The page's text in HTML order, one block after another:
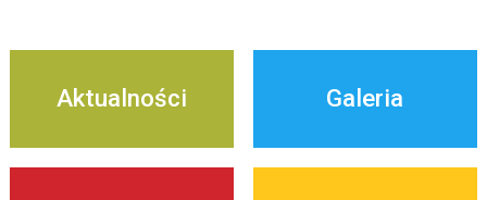
Aktualności Galeria